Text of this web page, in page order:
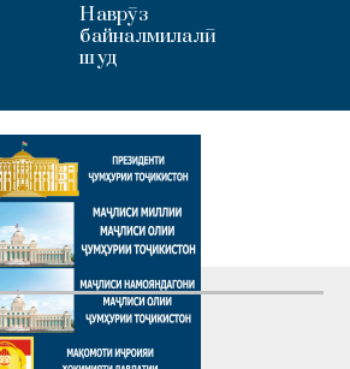
Наврӯз
байналмилалӣ
шуд